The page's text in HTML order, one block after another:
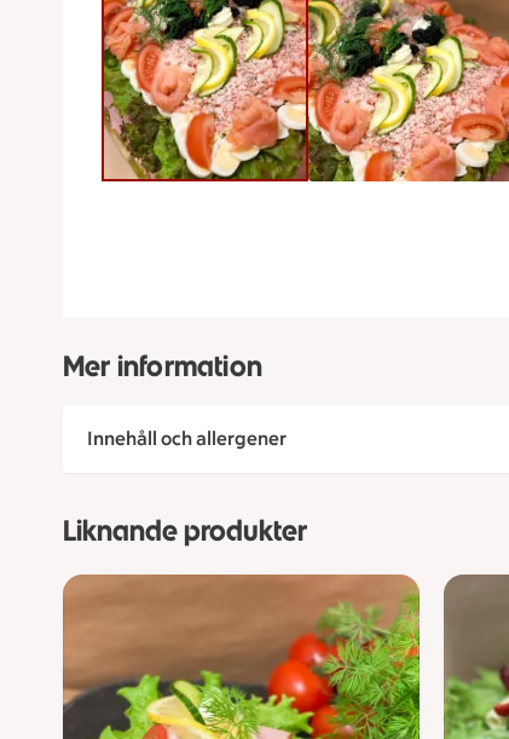
Mer information
Innehåll och allergener
Liknande produkter